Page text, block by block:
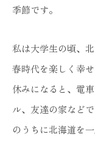
季節です。
私は大学生の頃、
春時代を楽しく幸
休みになると、電
ル、友達の家など
のうちに北海道を